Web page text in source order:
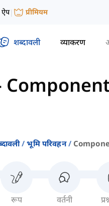
ऐप| प्रीमियम
शब्दावली व्याकरण
भूमि परिवहन
रूप वर्तनी